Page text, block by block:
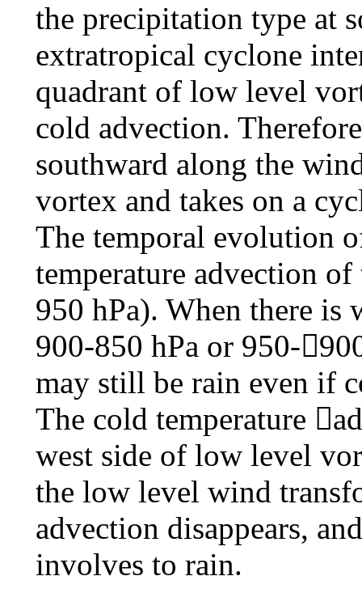
the precipitation type at
extratropical cyclone
quadrant of low level
cold advection.
southward along the
vortex and takes on a
The temporal evolution
temperature advection
950 hPa). When there is
900-850 hPa or 950-
may still be rain even if
The cold temperature
west side of low level
the low level wind
advection disappears,
involves to rain.